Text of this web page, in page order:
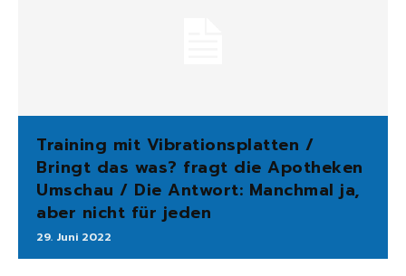
Training mit Vibrationsplatten /
Bringt das was? fragt die Apotheken
Umschau / Die Antwort: Manchmal ja,
aber nicht für jeden
29. Juni 2022